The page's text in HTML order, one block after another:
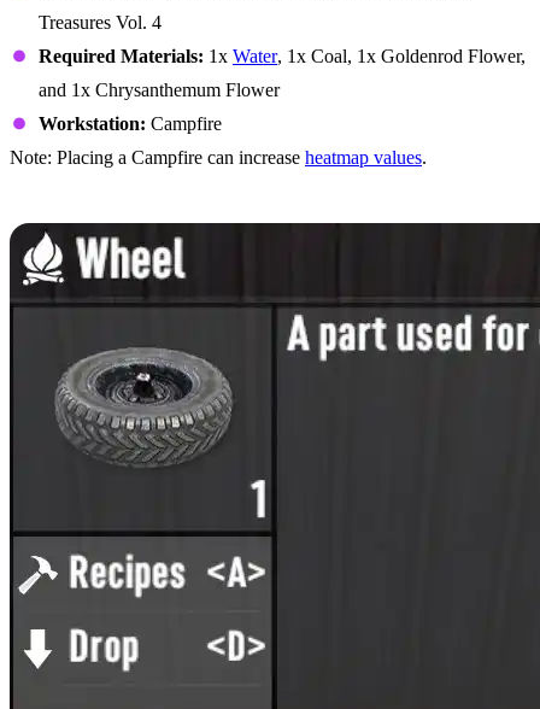
Treasures Vol. 4
Required Materials: 1x Water, 1x Coal, 1x Goldenrod Flower,
and 1x Chrysanthemum Flower
Workstation: Campfire
Note: Placing a Campfire can increase heatmap values.